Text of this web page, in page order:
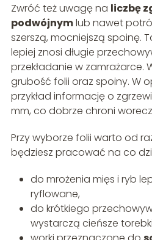
Zwróć też uwagę na liczbę
podwójnymlub nawet
szerszą, mocniejszą spoinę.
lepiej znosi długie
przekładanie w zamrażarce.
grubość folii oraz spoiny. W
przykład informację o
mm, co dobrze chroni
Przy wyborze folii warto od
będziesz pracować na co
do mrożenia mięs i ryb
ryflowane,
do krótkiego
wystarczą cieńsze